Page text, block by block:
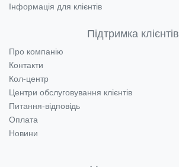
Інформація для клієнтів
Підтримка клієнтів
Про компанію
Контакти
Кол-центр
Центри обслуговування клієнтів
Питання-відповідь
Оплата
Новини